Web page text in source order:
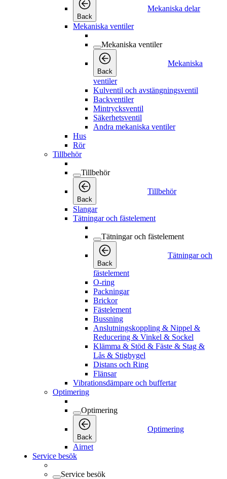
Back
Mekaniska delar
Mekaniska ventiler
Mekaniska ventiler
Back
Mekaniska
ventiler
Kulventil och avstängningsventil
Backventiler
Mintrycksventil
Säkerhetsventil
Andra mekaniska ventiler
Hus
Rör
Tillbehör
Tillbehör
Back
Tillbehör
Slangar
Tätningar och fästelement
Tätningar och fästelement
Back
Tätningar och
fästelement
O-ring
Packningar
Brickor
Fästelement
Bussning
Anslutningskoppling & Nippel &
Reducering & Vinkel & Sockel
Klämma & Stöd & Fäste & Stag &
Lås & Stigbygel
Distans och Ring
Flänsar
Vibrationsdämpare och buffertar
Optimering
Optimering
Back
Optimering
Airnet
Service besök
Service besök